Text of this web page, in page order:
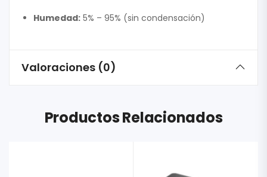
Humedad: 5% – 95% (sin condensación)
Valoraciones (0)
Productos Relacionados